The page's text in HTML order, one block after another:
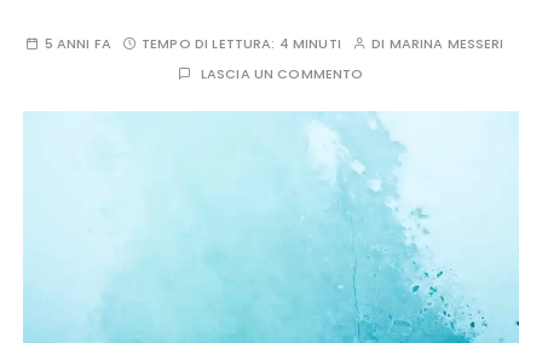
5 ANNI FA TEMPO DI LETTURA: 4 MINUTI DI MARINA MESSERI
LASCIA UN COMMENTO